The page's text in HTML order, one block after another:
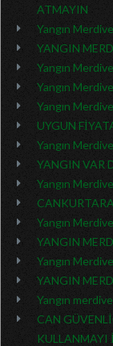
ATMAYIN
Yangın
YANGIN
Yangın
Yangın
Yangın
UYGUN
Yangın
YANGIN VAR
Yangın
Yangın
YANGIN
Yangın
YANGIN
Yangın
CAN
KULLANMAYI